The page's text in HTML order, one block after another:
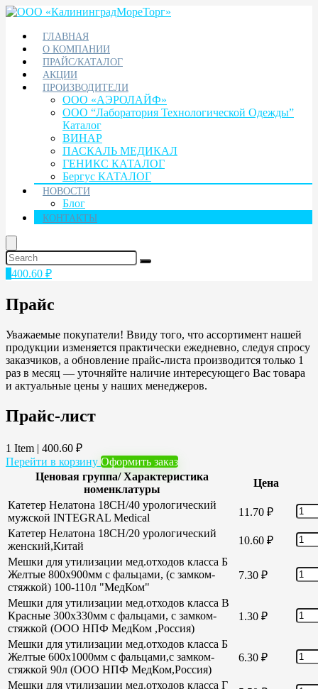
ГЛАВНАЯ
О КОМПАНИИ
ПРАЙС/КАТАЛОГ
АКЦИИ
ПРОИЗВОДИТЕЛИ
ООО «АЭРОЛАЙФ»
ООО “Лаборатория Технологической Одежды”
Каталог
ВИНАР
ПАСКАЛЬ МЕДИКАЛ
ГЕНИКС КАТАЛОГ
Бергус КАТАЛОГ
НОВОСТИ
Блог
КОНТАКТЫ
400.60 ₽
Прайс
Уважаемые покупатели! Ввиду того, что ассортимент нашей
продукции изменяется практически ежедневно, следуя спросу
заказчиков, а обновление прайс-листа производится только 1
раз в месяц — уточняйте наличие интересующего Вас товара
и актуальные цены у наших менеджеров.
Прайс-лист
1 Item | 400.60 ₽
Перейти в корзину Оформить заказ
Ценовая группа/ Характеристика
номенклатуры
Цена
Катетер Нелатона 18CH/40 урологический
мужской INTEGRAL Medical
11.70 ₽
Катетер Нелатона 18CH/20 урологический
женский,Китай
10.60 ₽
Мешки для утилизации мед.отходов класса Б
Желтые 800х900мм с фальцами, (с замком-
стяжкой) 100-110л "МедКом"
7.30 ₽
Мешки для утилизации мед.отходов класса В
Красные 300х330мм с фальцами, с замком-
стяжкой (ООО НПФ МедКом ,Россия)
1.30 ₽
Мешки для утилизации мед.отходов класса Б
Желтые 600х1000мм с фальцами,с замком-
стяжкой 90л (ООО НПФ МедКом,Россия)
6.30 ₽
Мешки для утилизации мед.отходов класса Г